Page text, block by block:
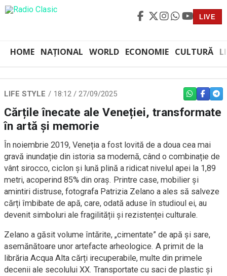
LIVE
HOME NAȚIONAL WORLD ECONOMIE CULTURĂ
LIFE STYLE 18:12 / 27/09/2025 WHATSAPP
Cărțile înecate ale Veneției, transformate
în artă și memorie
În noiembrie 2019, Veneția a fost lovită de a doua cea mai
gravă inundație din istoria sa modernă, când o combinație de
vânt sirocco, ciclon și lună plină a ridicat nivelul apei la 1,89
metri, acoperind 85% din oraș. Printre case, mobilier și
amintiri distruse, fotografa Patrizia Zelano a ales să salveze
cărți îmbibate de apă, care, odată aduse în studioul ei, au
devenit simboluri ale fragilității și rezistenței culturale.
Zelano a găsit volume întărite, „cimentate” de apă și sare,
asemănătoare unor artefacte arheologice. A primit de la
librăria Acqua Alta cărți irecuperabile, multe din primele
decenii ale secolului XX. Transportate cu saci de plastic și